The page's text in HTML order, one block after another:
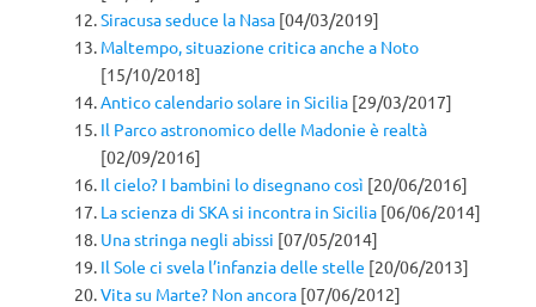
Siracusa seduce la Nasa [04/03/2019]
Maltempo, situazione critica anche a Noto
[15/10/2018]
Antico calendario solare in Sicilia [29/03/2017]
Il Parco astronomico delle Madonie è realtà
[02/09/2016]
Il cielo? I bambini lo disegnano così [20/06/2016]
La scienza di SKA si incontra in Sicilia [06/06/2014]
Una stringa negli abissi [07/05/2014]
Il Sole ci svela l’infanzia delle stelle [20/06/2013]
Vita su Marte? Non ancora [07/06/2012]